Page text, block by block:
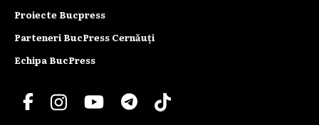
Proiecte Bucpress
Parteneri BucPress Cernăuți
Echipa BucPress